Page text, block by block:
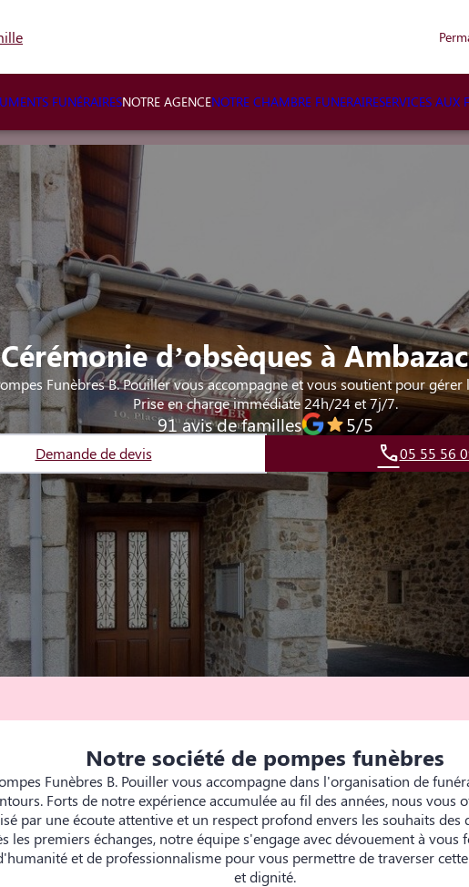
FUNÉRAIRESNOTRE AGENCENOTRE CHAMBRE FUNERAIRESERVICES AUX
Cérémonie d’obsèques à
Funèbres B. Pouiller vous accompagne et vous soutient pour gérer
Prise en charge immédiate 24h/24 et 7j/7.
91 avis de familles 5/5
Demande de devis 05 55 56
Notre société de pompes funèbres
Funèbres B. Pouiller vous accompagne dans l'organisation de
Forts de notre expérience accumulée au fil des années, nous vous
par une écoute attentive et un respect profond envers les souhaits des
les premiers échanges, notre équipe s'engage avec dévouement à vous
et de professionnalisme pour vous permettre de traverser
et dignité.